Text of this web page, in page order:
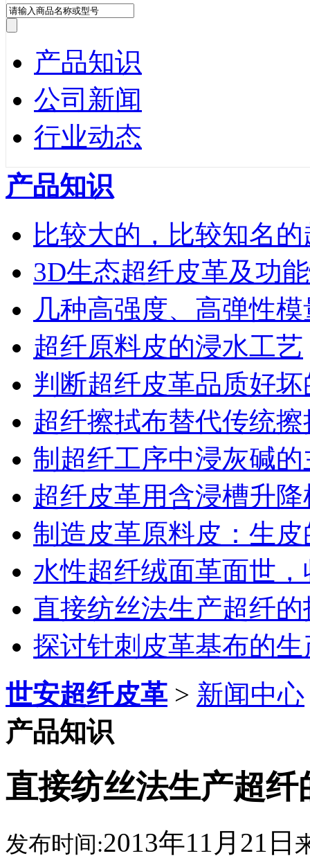
产品知识
公司新闻
行业动态
产品知识
比较大的，比较知名
3D生态超纤皮革及功
几种高强度、高弹性
超纤原料皮的浸水工艺
判断超纤皮革品质好
超纤擦拭布替代传统
制超纤工序中浸灰碱
超纤皮革用含浸槽升
制造皮革原料皮：生
水性超纤绒面革面世
直接纺丝法生产超纤
探讨针刺皮革基布的
世安超纤皮革 > 新闻中心
产品知识
直接纺丝法生产超纤
发布时间:2013年11月21日